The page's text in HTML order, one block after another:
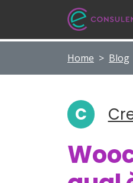
Home > Blog
C